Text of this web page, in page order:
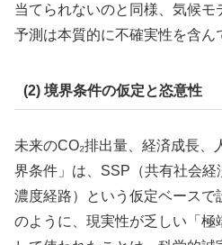
当てられないのと同様、気候
予測は本質的に不確実性を含ん
(2) 境界条件の仮定と恣意性
未来のCO₂排出量、経済成長、
界条件」は、SSP（共有社会
濃度経路）という仮定ベース
のように、現実性が乏しい「極